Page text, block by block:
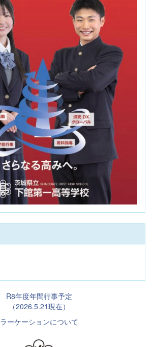
R8年度年間行事予定
（2026.5.21現在）
ラーケーションについて